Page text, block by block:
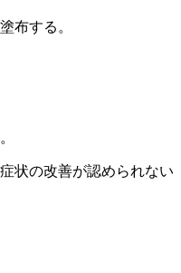
布する。
状の改善が認められない